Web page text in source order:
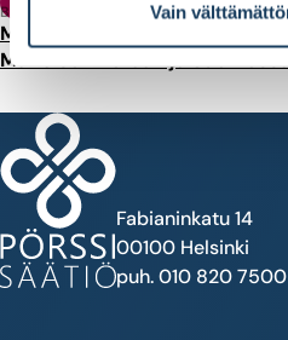
Vain
Mihin sijoittaisit
Mallia selvitetään jo
BLOGI
Fabianinkatu 14
00100 Helsinki
puh. 010 820 7500